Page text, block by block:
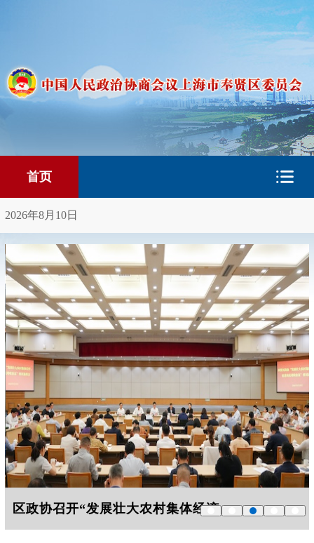
首页
2026年8月10日
区政协召开“发展壮大农村集体经济，促... 区政协召开2026年度专项